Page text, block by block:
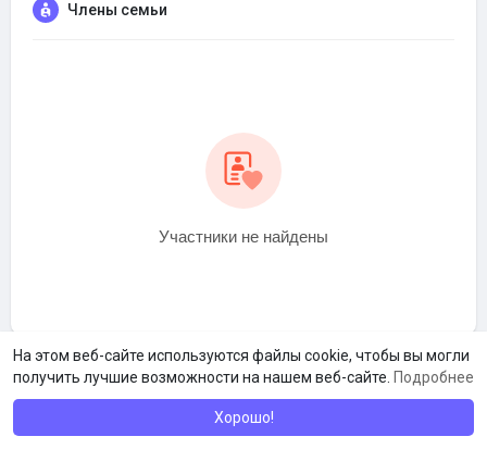
На этом веб-сайте используются файлы cookie, чтобы вы могли
получить лучшие возможности на нашем веб-сайте. Подробнее
Хорошо!
Члены семьи
Участники не найдены